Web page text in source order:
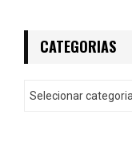
CATEGORIAS